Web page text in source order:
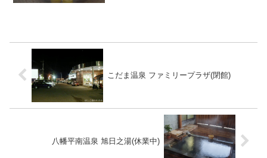
こだま温泉 ファミリープラザ(閉館)
八幡平南温泉 旭日之湯(休業中)